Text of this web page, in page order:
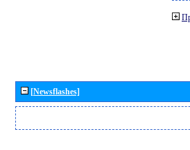
[Newsflashes]